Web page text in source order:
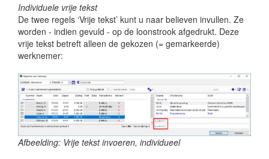
Individuele vrije tekst
De twee regels ‘Vrije tekst’ kunt u naar believen invullen. Ze
worden - indien gevuld - op de loonstrook afgedrukt. Deze
vrije tekst betreft alleen de gekozen (= gemarkeerde)
werknemer:
Afbeelding: Vrije tekst invoeren, individueel